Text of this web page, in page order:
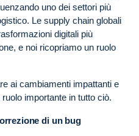
uno dei settori più
Le supply chain globali
digitali più
e noi ricopriamo un ruolo
ai cambiamenti impattanti e
importante in tutto ciò.
di un bug